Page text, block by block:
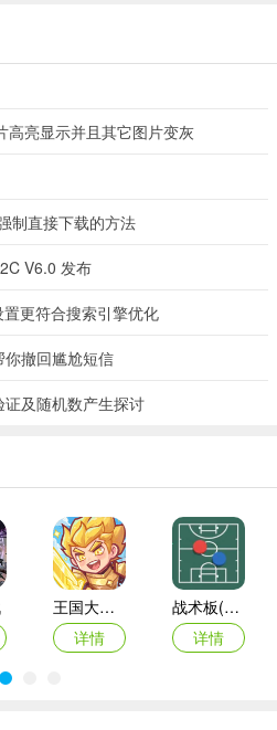
得每场战斗都充满了紧张与刺激。玩
色特点，制定相应的战斗策略。在实
接影响战局。通过巧妙的技能搭配和
都有源源不断的冒险目标。除了主线
示隐藏在世界深处的秘密。面对各种
奖励。
其他玩家组成团队进行合作。通过与
攻略副本、征战Boss，感受团队合作
将不断成长。通过战斗、任务和探险
更强大的技能与装备。独特的成长系
好和游戏风格，打造专属的角色，从
高亮显示并且其它图片变灰
制直接下载的方法
V6.0 发布
更符合搜索引擎优化
撤回尴尬短信
及随机数产生探讨
王国大作战前线
详情
战术板(体育战术工具)
详情